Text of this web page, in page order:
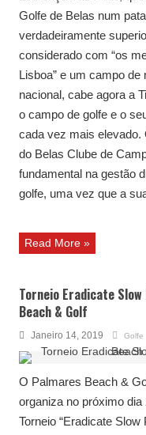
Golfe de Belas num
verdadeiramente
considerado com “os
Lisboa” e um campo de
nacional, cabe agora a
o campo de golfe e o
cada vez mais elevado.
do Belas Clube de
fundamental na gestão
golfe, uma vez que a
Read More »
Torneio Eradicate Slow
Beach & Golf
Janeiro 14, 2019 Golfe
O Palmares Beach &
organiza no próximo dia
Torneio “Eradicate